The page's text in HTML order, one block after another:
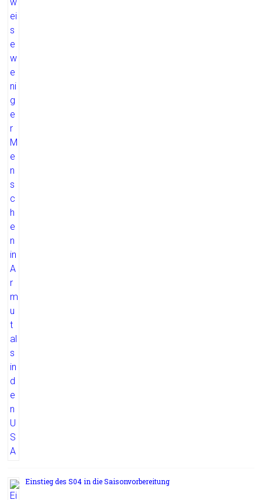
Einstieg des S04 in die Saisonvorbereitung